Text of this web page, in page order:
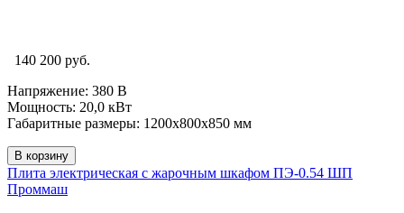
140 200 руб.
Напряжение: 380 В
Мощность: 20,0 кВт
Габаритные размеры: 1200х800х850 мм
В корзину
Плита электрическая с жарочным шкафом ПЭ-0.54 ШП
Проммаш